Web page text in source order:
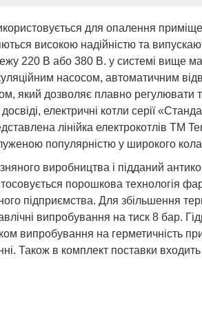
для опалення
високою надійністю та
220 В або 380 В. у системі вище
насосом, автоматичним
який дозволяє плавно регулювати
електричні котли серії
лінійка електрокотлів ТМ
популярністю у широкого
виробництва і підданий
порошкова технологія
підприємства. Для збільшення
випробування на тиск 8 бар.
випробування на герметичність
Також в комплект поставки входить